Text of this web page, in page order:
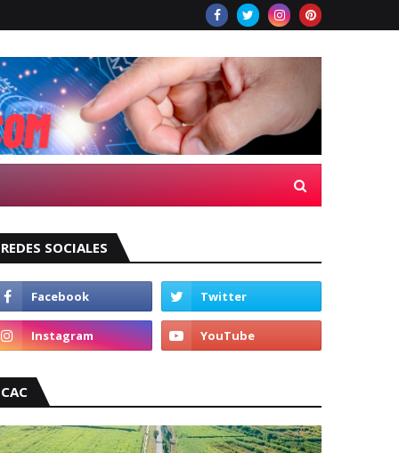
REDES SOCIALES
CAC